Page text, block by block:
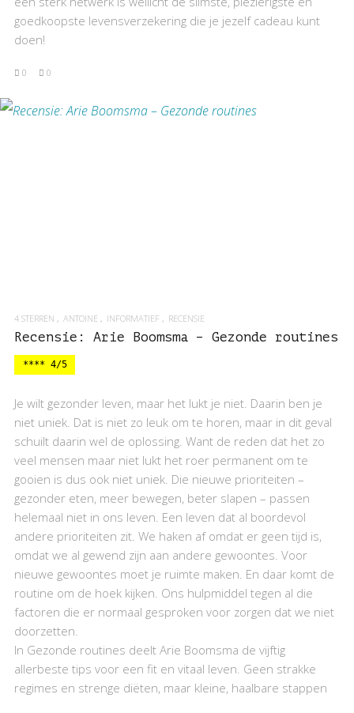
goedkoopste levensverzekering die je jezelf cadeau kunt
doen!
0 0
BEKIJK RECENSIE
4 STERREN ANTOINE INFORMATIEF RECENSIE
Recensie: Arie Boomsma – Gezonde routines
**** 4/5
Je wilt gezonder leven, maar het lukt je niet. Daarin ben je
niet uniek. Dat is niet zo leuk om te horen, maar in dit geval
schuilt daarin wel de oplossing. Want de reden dat het zo
veel mensen maar niet lukt het roer permanent om te
gooien is dus ook niet uniek. Die nieuwe prioriteiten –
gezonder eten, meer bewegen, beter slapen – passen
helemaal niet in ons leven. Een leven dat al boordevol
andere prioriteiten zit. We haken af omdat er geen tijd is,
omdat we al gewend zijn aan andere gewoontes. Voor
nieuwe gewoontes moet je ruimte maken. En daar komt de
routine om de hoek kijken. Ons hulpmiddel tegen al die
factoren die er normaal gesproken voor zorgen dat we niet
doorzetten.
In Gezonde routines deelt Arie Boomsma de vijftig
allerbeste tips voor een fit en vitaal leven. Geen strakke
regimes en strenge diëten, maar kleine, haalbare stappen